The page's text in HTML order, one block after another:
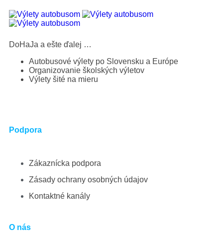
DoHaJa a ešte ďalej …
Autobusové výlety po Slovensku a Európe
Organizovanie školských výletov
Výlety šité na mieru
Podpora
Zákaznícka podpora
Zásady ochrany osobných údajov
Kontaktné kanály
O nás